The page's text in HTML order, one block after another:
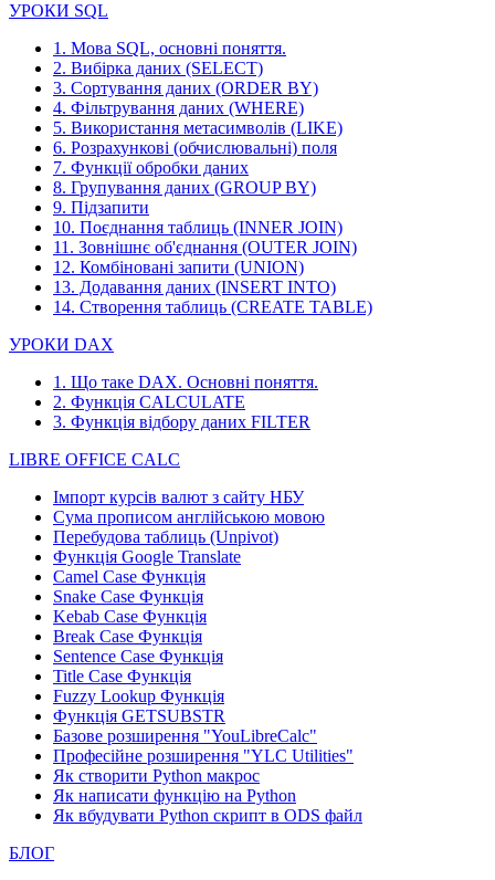
УРОКИ SQL
1. Мова SQL, основні поняття.
2. Вибірка даних (SELECT)
3. Сортування даних (ORDER BY)
4. Фільтрування даних (WHERE)
5. Використання метасимволів (LIKE)
6. Розрахункові (обчислювальні) поля
7. Функції обробки даних
8. Групування даних (GROUP BY)
9. Підзапити
10. Поєднання таблиць (INNER JOIN)
11. Зовнішнє об'єднання (OUTER JOIN)
12. Комбіновані запити (UNION)
13. Додавання даних (INSERT INTO)
14. Створення таблиць (CREATE TABLE)
УРОКИ DAX
1. Що таке DAX. Основні поняття.
2. Функція CALCULATE
3. Функція відбору даних FILTER
LIBRE OFFICE CALC
Імпорт курсів валют з сайту НБУ
Сума прописом англійською мовою
Перебудова таблиць (Unpivot)
Функція Google Translate
Camel Case Функція
Snake Case Функція
Kebab Case Функція
Break Case Функція
Sentence Case Функція
Title Case Функція
Fuzzy Lookup Функція
Функція GETSUBSTR
Базове розширення "YouLibreCalc"
Професійне розширення "YLC Utilities"
Як створити Python макрос
Як написати функцію на Python
Як вбудувати Python скрипт в ODS файл
БЛОГ